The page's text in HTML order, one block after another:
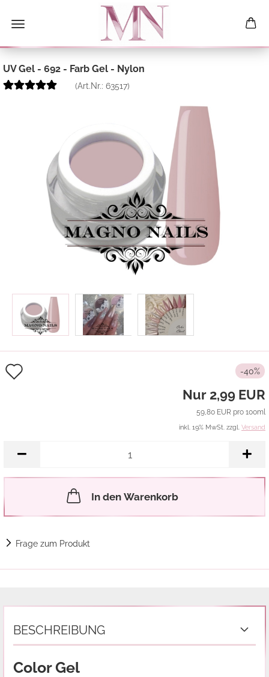
UV Gel - 692 - Farb Gel - Nylon
(Art.Nr.: 63517)
-40%
Nur 2,99 EUR
59,80 EUR pro 100ml
inkl. 19% MwSt. zzgl. Versand
In den Warenkorb
Frage zum Produkt
BESCHREIBUNG
Color Gel